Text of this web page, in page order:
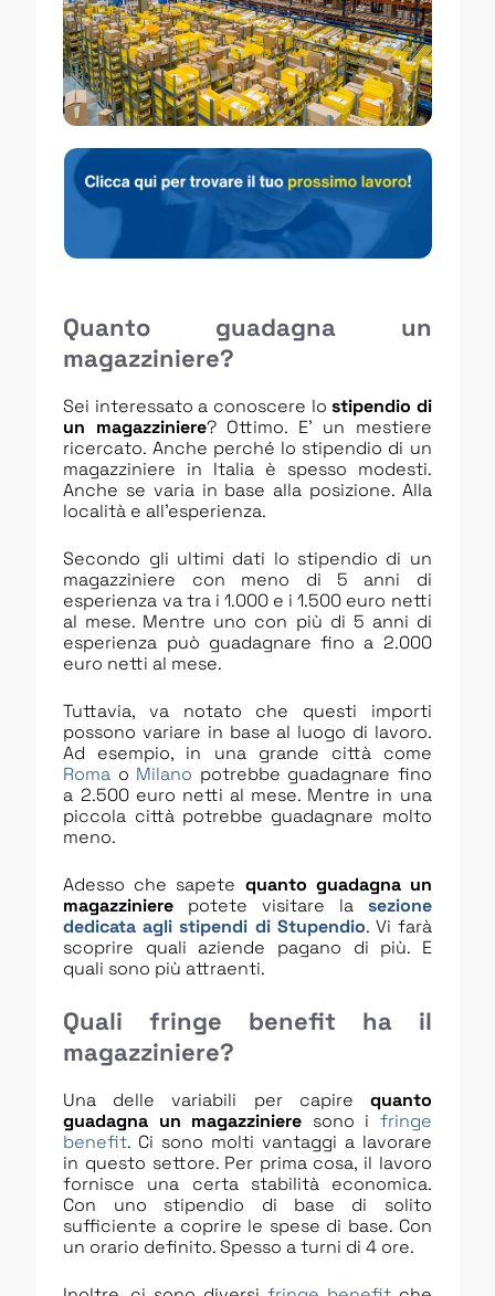
Quanto guadagna un
magazziniere?
Sei interessato a conoscere lostipendio di
un magazziniere? Ottimo. E’ un mestiere
ricercato. Anche perché lo stipendio di un
magazziniere in Italia è spesso modesti.
Anche se varia in base alla posizione. Alla
località e all’esperienza.
Secondo gli ultimi dati lo stipendio di un
magazziniere con meno di 5 anni di
esperienza va tra i 1.000 e i 1.500 euro netti
al mese. Mentre uno con più di 5 anni di
esperienza può guadagnare fino a 2.000
euro netti al mese.
Tuttavia, va notato che questi importi
possono variare in base al luogo di lavoro.
Ad esempio, in una grande città come
Roma o Milano potrebbe guadagnare fino
a 2.500 euro netti al mese. Mentre in una
piccola città potrebbe guadagnare molto
meno.
Adesso che sapete quanto guadagna un
magazziniere potete visitare la sezione
dedicata agli stipendi di Stupendio. Vi farà
scoprire quali aziende pagano di più. E
quali sono più attraenti.
Quali fringe benefit ha il
magazziniere?
Una delle variabili per capire quanto
guadagna un magazziniere sono i fringe
benefit. Ci sono molti vantaggi a lavorare
in questo settore. Per prima cosa, il lavoro
fornisce una certa stabilità economica.
Con uno stipendio di base di solito
sufficiente a coprire le spese di base. Con
un orario definito. Spesso a turni di 4 ore.